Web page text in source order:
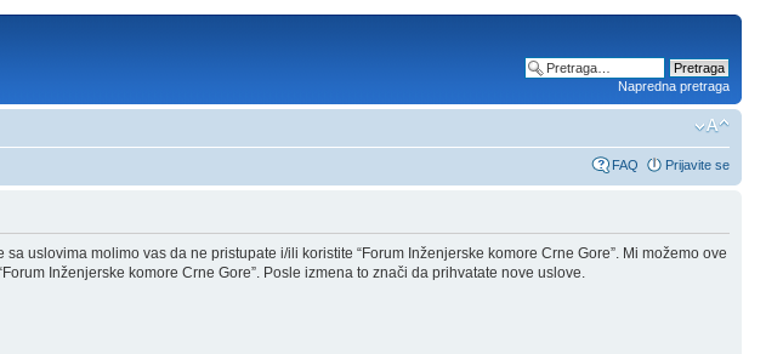
Napredna pretraga
FAQ Prijavite se
uslovima molimo vas da ne pristupate i/ili koristite “Forum Inženjerske komore Crne Gore”. Mi možemo ove
Inženjerske komore Crne Gore”. Posle izmena to znači da prihvatate nove uslove.